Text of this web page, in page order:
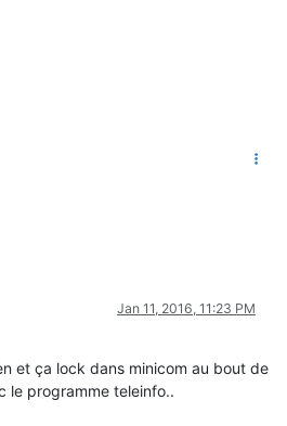
Jan 11, 2016, 11:23 PM
et ça lock dans minicom au bout de
le programme teleinfo..